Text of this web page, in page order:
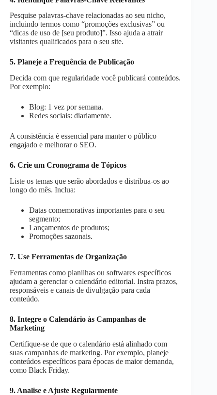
Pesquise palavras-chave relacionadas ao seu nicho,
incluindo termos como “promoções exclusivas” ou
“dicas de uso de [seu produto]”. Isso ajuda a atrair
visitantes qualificados para o seu site​.
5. Planeje a Frequência de Publicação
Decida com que regularidade você publicará conteúdos.
Por exemplo:
Blog: 1 vez por semana.
Redes sociais: diariamente.
A consistência é essencial para manter o público
engajado e melhorar o SEO​.
6. Crie um Cronograma de Tópicos
Liste os temas que serão abordados e distribua-os ao
longo do mês. Inclua:
Datas comemorativas importantes para o seu
segmento;
Lançamentos de produtos;
Promoções sazonais.
7. Use Ferramentas de Organização
Ferramentas como planilhas ou softwares específicos
ajudam a gerenciar o calendário editorial. Insira prazos,
responsáveis e canais de divulgação para cada
conteúdo.
8. Integre o Calendário às Campanhas de
Marketing
Certifique-se de que o calendário está alinhado com
suas campanhas de marketing. Por exemplo, planeje
conteúdos específicos para épocas de maior demanda,
como Black Friday.
9. Analise e Ajuste Regularmente